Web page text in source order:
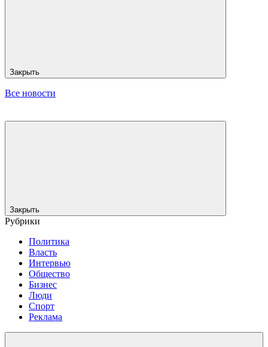
Закрыть
Все новости
Закрыть
Рубрики
Политика
Власть
Интервью
Общество
Бизнес
Люди
Спорт
Реклама